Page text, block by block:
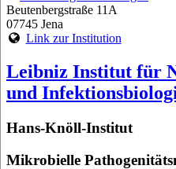
Beutenbergstraße 11A
07745 Jena
Link zur Institution
Leibniz Institut für
und
Hans-Knöll-Institut
Mikrobielle